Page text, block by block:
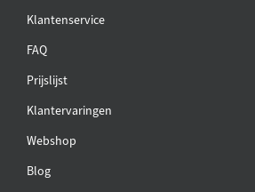
Klantenservice
FAQ
Prijslijst
Klantervaringen
Webshop
Blog